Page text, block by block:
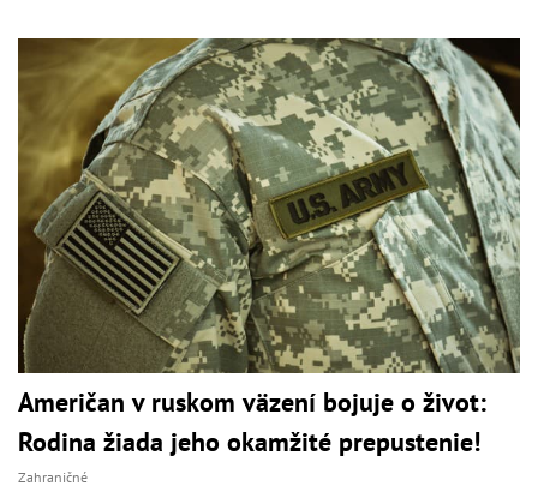
Američan v ruskom väzení bojuje o život:
Rodina žiada jeho okamžité prepustenie!
Zahraničné